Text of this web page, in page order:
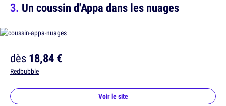
Un coussin d'Appa dans les nuages
dès18,84 €
Redbubble
Voir le site